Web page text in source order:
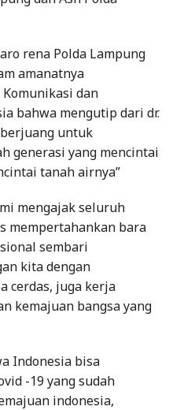
rena Polda Lampung
amanatnya
dan
bahwa mengutip dari dr.
berjuang untuk
generasi yang mencintai
tanah airnya”
mengajak seluruh
mempertahankan bara
sembari
kita dengan
cerdas, juga kerja
kemajuan bangsa yang
Indonesia bisa
-19 yang sudah
indonesia,